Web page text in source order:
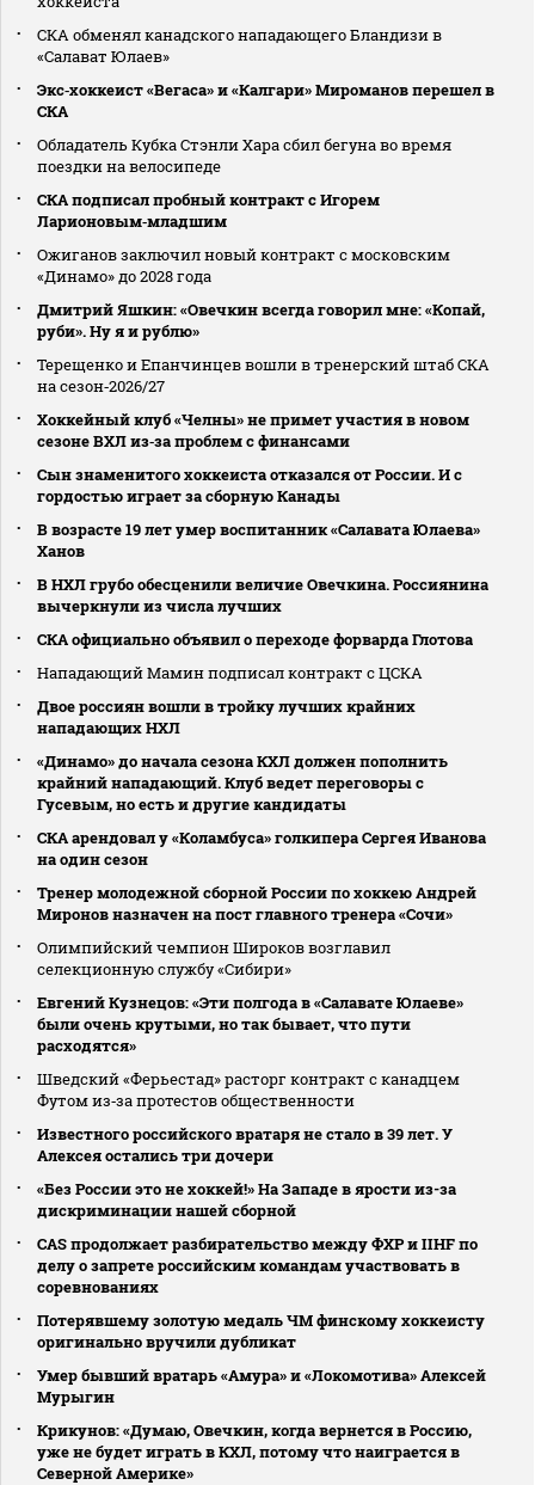
СКА обменял канадского нападающего Бландизи в
«Салават Юлаев»
Экс‑хоккеист «Вегаса» и «Калгари» Мироманов перешел в
СКА
Обладатель Кубка Стэнли Хара сбил бегуна во время
поездки на велосипеде
СКА подписал пробный контракт с Игорем
Ларионовым‑младшим
Ожиганов заключил новый контракт с московским
«Динамо» до 2028 года
Дмитрий Яшкин: «Овечкин всегда говорил мне: «Копай,
руби». Ну я и рублю»
Терещенко и Епанчинцев вошли в тренерский штаб СКА
на сезон‑2026/27
Хоккейный клуб «Челны» не примет участия в новом
сезоне ВХЛ из‑за проблем с финансами
Сын знаменитого хоккеиста отказался от России. И с
гордостью играет за сборную Канады
В возрасте 19 лет умер воспитанник «Салавата Юлаева»
Ханов
В НХЛ грубо обесценили величие Овечкина. Россиянина
вычеркнули из числа лучших
СКА официально объявил о переходе форварда Глотова
Нападающий Мамин подписал контракт с ЦСКА
Двое россиян вошли в тройку лучших крайних
нападающих НХЛ
«Динамо» до начала сезона КХЛ должен пополнить
крайний нападающий. Клуб ведет переговоры с
Гусевым, но есть и другие кандидаты
СКА арендовал у «Коламбуса» голкипера Сергея Иванова
на один сезон
Тренер молодежной сборной России по хоккею Андрей
Миронов назначен на пост главного тренера «Сочи»
Олимпийский чемпион Широков возглавил
селекционную службу «Сибири»
Евгений Кузнецов: «Эти полгода в «Салавате Юлаеве»
были очень крутыми, но так бывает, что пути
расходятся»
Шведский «Ферьестад» расторг контракт с канадцем
Футом из‑за протестов общественности
Известного российского вратаря не стало в 39 лет. У
Алексея остались три дочери
«Без России это не хоккей!» На Западе в ярости из-за
дискриминации нашей сборной
CAS продолжает разбирательство между ФХР и IIHF по
делу о запрете российским командам участвовать в
соревнованиях
Потерявшему золотую медаль ЧМ финскому хоккеисту
оригинально вручили дубликат
Умер бывший вратарь «Амура» и «Локомотива» Алексей
Мурыгин
Крикунов: «Думаю, Овечкин, когда вернется в Россию,
уже не будет играть в КХЛ, потому что наиграется в
Северной Америке»